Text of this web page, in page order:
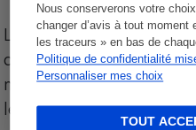
Nous conserverons votre
changer d’avis à tout
les traceurs » en bas de
Politique de confidentialité
Personnaliser mes choix
TOUT
Les comparaisons sont
des produits des
marques de
leurs équivalents chez